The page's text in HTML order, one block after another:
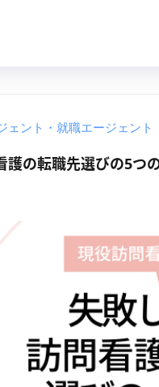
ェント・就職エージェント
の転職先選びの5つ